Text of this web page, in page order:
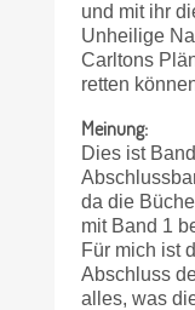
und mit ihr
Unheilige
Carltons
retten
Meinung:
Dies ist
da die
mit Band 1
Für mich ist
Abschluss
alles, was